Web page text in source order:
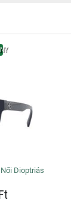
Dioptriás